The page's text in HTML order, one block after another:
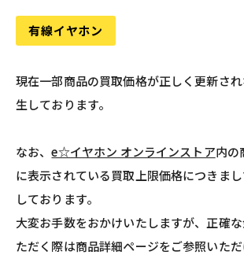
有線イヤホン
現在一部商品の買取価格が正しく更新さ
生しております。
なお、e☆イヤホン オンラインストア内の
に表示されている買取上限価格につきま
しております。
大変お手数をおかけいたしますが、正確
ただく際は商品詳細ページをご参照いた